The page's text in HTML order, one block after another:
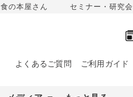
食の本屋さん セミナー・研究会
よくあるご質問 ご利用ガイド